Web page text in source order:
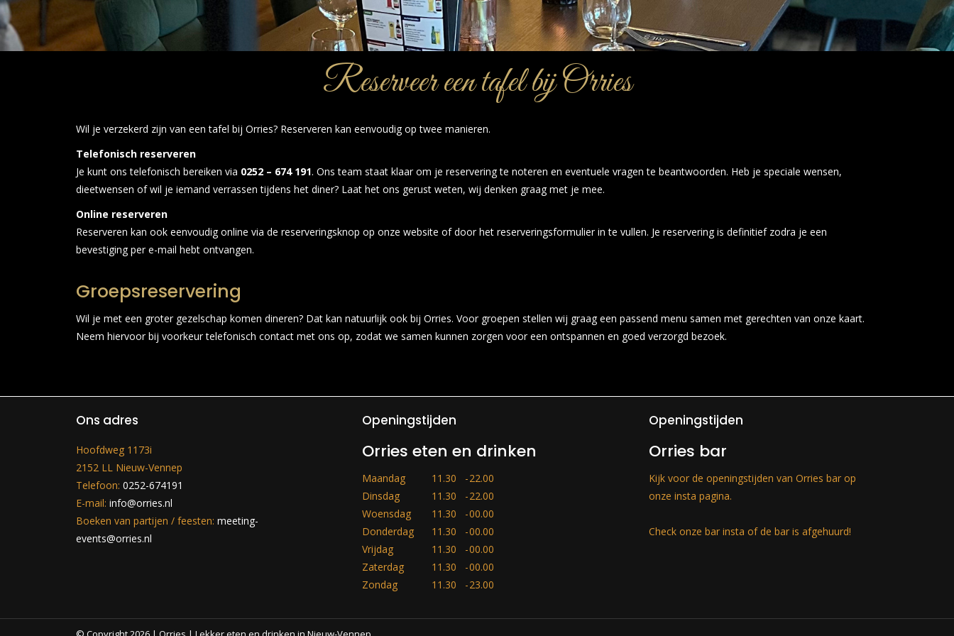
Reserveer een tafel bij Orries
Wil je verzekerd zijn van een tafel bij Orries? Reserveren kan eenvoudig op twee manieren.
Telefonisch reserveren
Je kunt ons telefonisch bereiken via 0252 – 674 191. Ons team staat klaar om je reservering te noteren en eventuele vragen te beantwoorden. Heb je speciale wensen,
dieetwensen of wil je iemand verrassen tijdens het diner? Laat het ons gerust weten, wij denken graag met je mee.
Online reserveren
Reserveren kan ook eenvoudig online via de reserveringsknop op onze website of door het reserveringsformulier in te vullen. Je reservering is definitief zodra je een
bevestiging per e-mail hebt ontvangen.
Groepsreservering
Wil je met een groter gezelschap komen dineren? Dat kan natuurlijk ook bij Orries. Voor groepen stellen wij graag een passend menu samen met gerechten van onze kaart.
Neem hiervoor bij voorkeur telefonisch contact met ons op, zodat we samen kunnen zorgen voor een ontspannen en goed verzorgd bezoek.
Ons adres
Hoofdweg 1173i
2152 LL Nieuw-Vennep
Telefoon: 0252-674191
E-mail: info@orries.nl
Boeken van partijen / feesten: meeting-
events@orries.nl
Openingstijden
Orries eten en drinken
Maandag 11.30 -22.00
Dinsdag
11.30 -22.00
Woensdag
11.30 -00.00
Donderdag
11.30 -00.00
Vrijdag
11.30 -00.00
Zaterdag
11.30 -00.00
Zondag
11.30 -23.00
Openingstijden
Orries bar
Kijk voor de openingstijden van Orries bar op
onze insta pagina.
Check onze bar insta of de bar is afgehuurd!